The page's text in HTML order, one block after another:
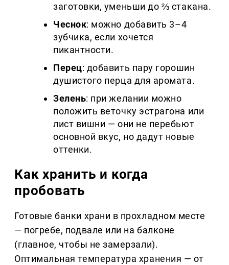
заготовки, уменьши до ⅔ стакана.
Чеснок: можно добавить 3–4
зубчика, если хочется
пикантности.
Перец: добавить пару горошин
душистого перца для аромата.
Зелень: при желании можно
положить веточку эстрагона или
лист вишни — они не перебьют
основной вкус, но дадут новые
оттенки.
Как хранить и когда
пробовать
Готовые банки храни в прохладном месте
— погребе, подвале или на балконе
(главное, чтобы не замерзали).
Оптимальная температура хранения — от